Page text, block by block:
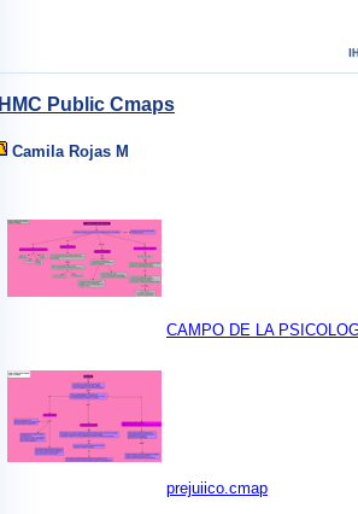
IHMC Public Cmaps
Camila Rojas M
CAMPO DE LA
prejuiico.cmap